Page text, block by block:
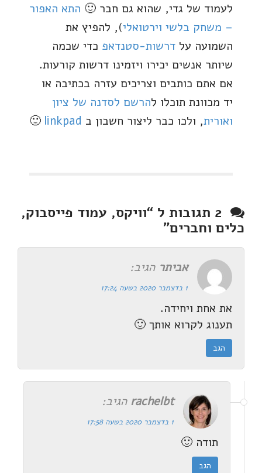
לעמוד של גדי, שהוא גם חבר 🙂 התא האפור
– משחק בלשי וירטואלי), להפיץ את
השמועה על דרשות-סטנדאפ כדי שכמה
שיותר אנשים יכירו ויזמינו דרשות קורעות.
אם אתם כותבים וצריכים עזרה בכתיבה או
יד מכוונת תוכלו להרשם לסדנה של ציון
ואורית, ולכו כבר ליצור חשבון ב linkpad
🙂
וויקס, עמוד פייסבוק,
כלים וחברים”
אביתר הגיב:
1 בדצמבר 2020 בשעה 17:24
את אחת ויחידה.
תענוג לקרוא אותך 🙂
הגב
rachelbt הגיב:
1 בדצמבר 2020 בשעה 17:58
תודה 🙂
הגב